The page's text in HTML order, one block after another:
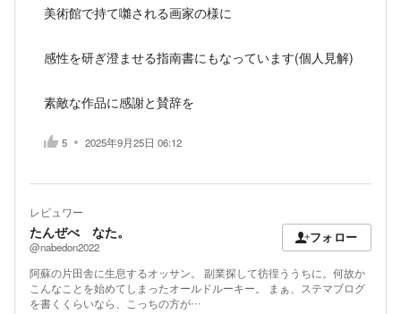
美術館で持て囃される画家の様に
感性を研ぎ澄ませる指南書にもなっています(個人見解)
素敵な作品に感謝と賛辞を
5 2025年9月25日 06:12
レビュワー
たんぜべ なた。
@nabedon2022
フォロー
阿蘇の片田舎に生息するオッサン。 副業探して彷徨ううちに。何故か
こんなことを始めてしまったオールドルーキー。 まぁ、ステマブログ
を書くくらいなら、こっちの方が…